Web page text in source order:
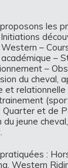
les
–
–
–
du cheval,
et relationnelle
Quarter et de
du jeune
:
Western